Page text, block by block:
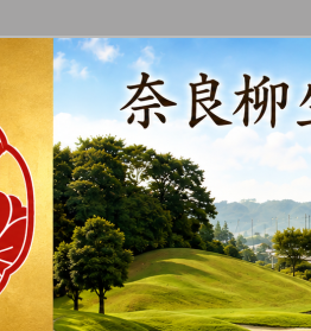
柳生カントリー
題、クラブの出来事、コースの改修・
します。